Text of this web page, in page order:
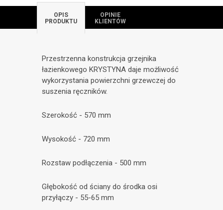
OPIS
PRODUKTU
OPINIE
KLIENTÓW
Przestrzenna konstrukcja grzejnika
łazienkowego KRYSTYNA daje możliwość
wykorzystania powierzchni grzewczej do
suszenia ręczników.
Szerokość - 570 mm
Wysokość - 720 mm
Rozstaw podłączenia - 500 mm
Głębokość od ściany do środka osi
przyłączy - 55-65 mm